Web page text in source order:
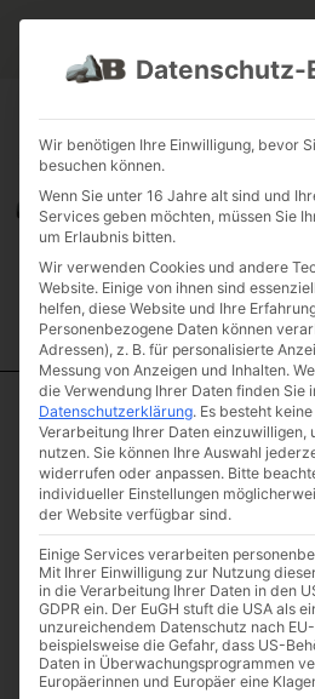
JOBS
Start/Vollholzbrett/ Vollholzbrett
€
Datenschutz-
Wir benötigen Ihre Einwilligung, bevor
besuchen können.
Wenn Sie unter 16 Jahre alt sind und
Services geben möchten, müssen Sie
um Erlaubnis bitten.
Wir verwenden Cookies und andere
Website. Einige von ihnen sind
helfen, diese Website und Ihre
Personenbezogene Daten können
Adressen), z. B. für personalisierte
Messung von Anzeigen und Inhalten.
die Verwendung Ihrer Daten finden Sie
Datenschutzerklärung. Es besteht
Verarbeitung Ihrer Daten einzuwilligen,
nutzen. Sie können Ihre Auswahl
widerrufen oder anpassen. Bitte
individueller Einstellungen
der Website verfügbar sind.
Einige Services verarbeiten
Mit Ihrer Einwilligung zur Nutzung
in die Verarbeitung Ihrer Daten in den
GDPR ein. Der EuGH stuft die USA als
unzureichendem Datenschutz nach
beispielsweise die Gefahr, dass US-
Daten in Überwachungsprogrammen
Europäerinnen und Europäer eine